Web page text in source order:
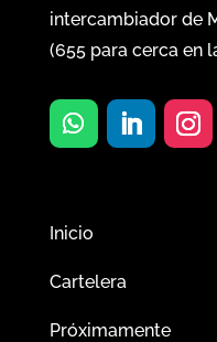
intercambiador de
(655para cerca en
Inicio
Cartelera
Próximamente